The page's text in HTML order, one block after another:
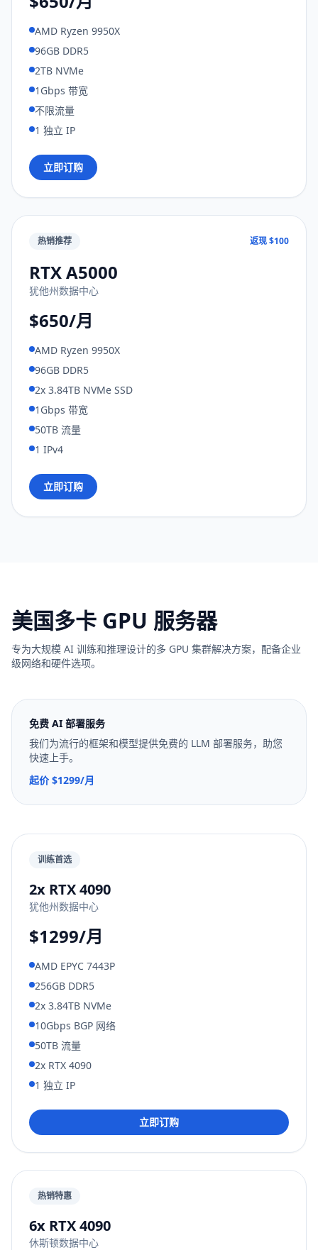
AMD Ryzen 9950X
96GB DDR5
2TB NVMe
1Gbps 带宽
不限流量
1 独立 IP
立即订购
热销推荐 返现 $100
RTX A5000
犹他州数据中心
$650/月
AMD Ryzen 9950X
96GB DDR5
2x 3.84TB NVMe SSD
1Gbps 带宽
50TB 流量
1 IPv4
立即订购
美国多卡 GPU 服务器
专为大规模 AI 训练和推理设计的多 GPU 集群解决方案，配备企业
级网络和硬件选项。
免费 AI 部署服务
我们为流行的框架和模型提供免费的 LLM 部署服务，助您
快速上手。
起价 $1299/月
训练首选
2x RTX 4090
犹他州数据中心
$1299/月
AMD EPYC 7443P
256GB DDR5
2x 3.84TB NVMe
10Gbps BGP 网络
50TB 流量
2x RTX 4090
1 独立 IP
立即订购
热销特惠
6x RTX 4090
休斯顿数据中心